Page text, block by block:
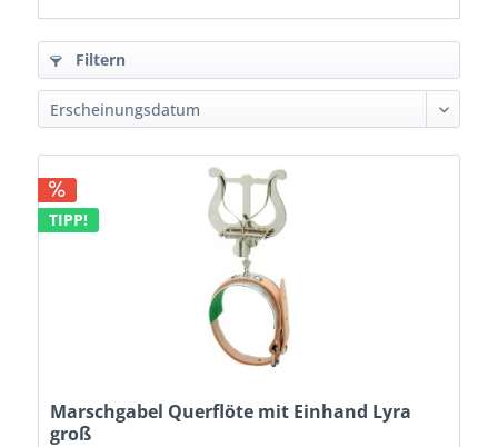
Filtern
TIPP!
Marschgabel Querflöte mit Einhand Lyra
groß